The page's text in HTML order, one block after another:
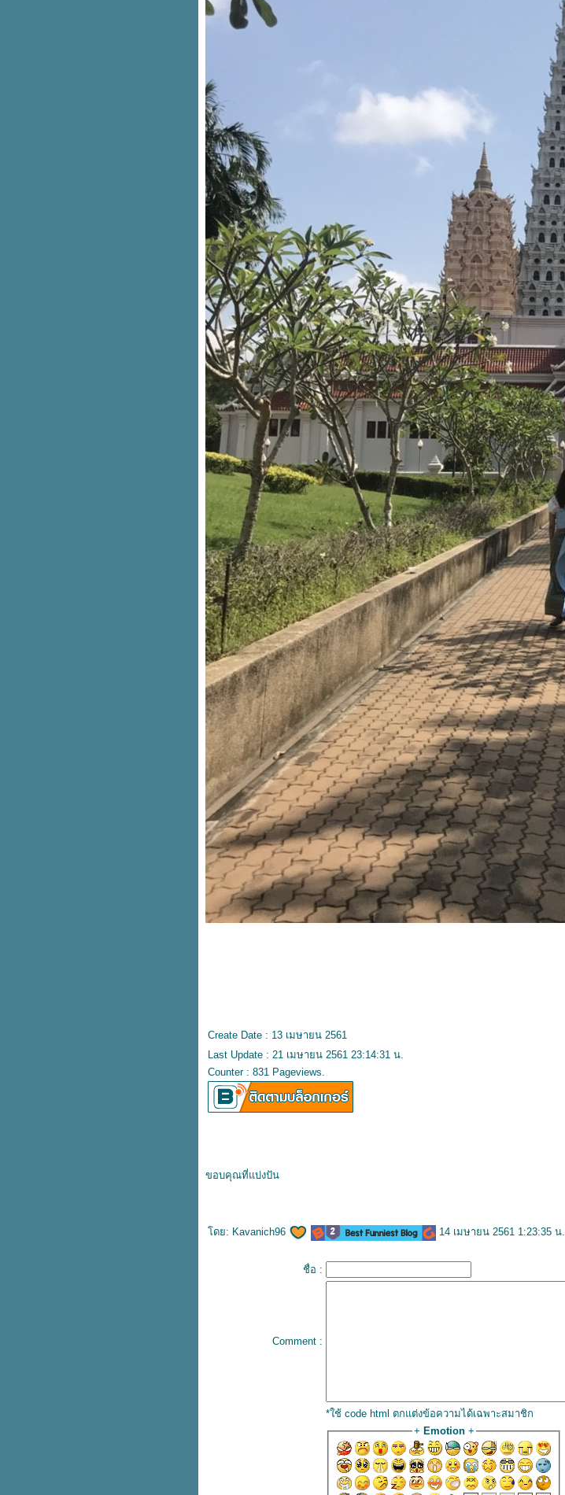
Create Date : 13 เมษายน 2561
Last Update : 21 เมษายน 2561 23:14:31 น.
Counter : 831 Pageviews.
ขอบคุณที่แบ่งปัน
ดย: Kavanich96 14 เมษายน 2561 1:23:35 น.
ชื่อ :
Comment :
*ใช้ code html ตกแต่งข้อความได้เฉพาะสมาชิก
+ Emotion+